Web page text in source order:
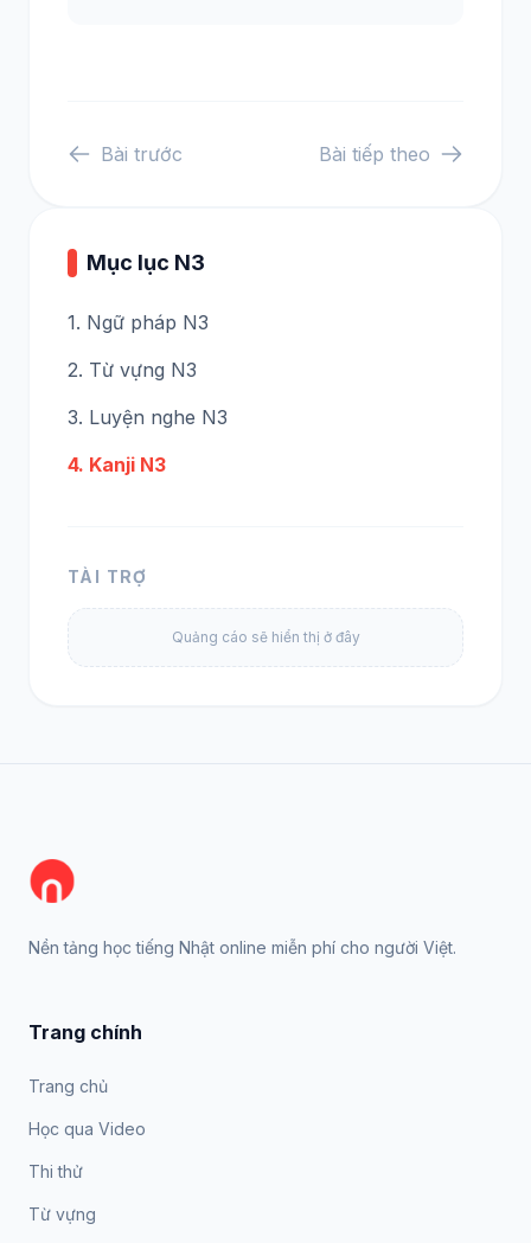
Bài trước Bài tiếp theo
Mục lục N3
1. Ngữ pháp N3
2. Từ vựng N3
3. Luyện nghe N3
4. Kanji N3
TÀI TRỢ
Quảng cáo sẽ hiển thị ở đây
Nền tảng học tiếng Nhật online miễn phí cho người Việt.
Trang chính
Trang chủ
Học qua Video
Thi thử
Từ vựng